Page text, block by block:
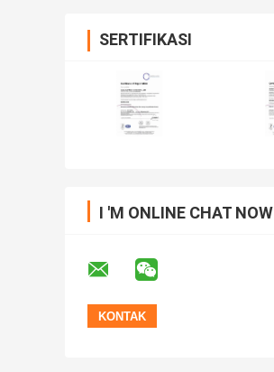
SERTIFIKASI
I 'M ONLINE CHAT NOW